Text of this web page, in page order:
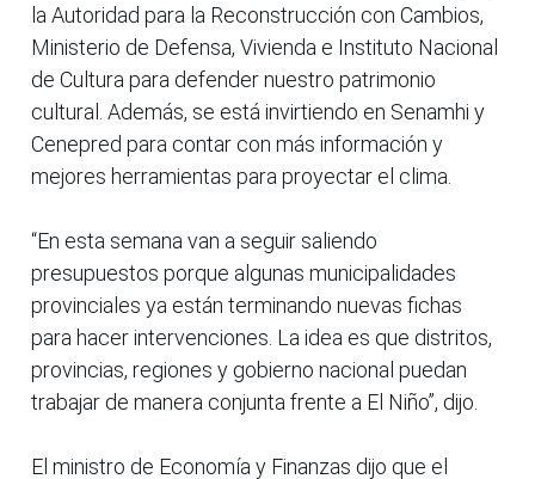
la Autoridad para la Reconstrucción con Cambios,
Ministerio de Defensa, Vivienda e Instituto Nacional
de Cultura para defender nuestro patrimonio
cultural. Además, se está invirtiendo en Senamhi y
Cenepred para contar con más información y
mejores herramientas para proyectar el clima.
“En esta semana van a seguir saliendo
presupuestos porque algunas municipalidades
provinciales ya están terminando nuevas fichas
para hacer intervenciones. La idea es que distritos,
provincias, regiones y gobierno nacional puedan
trabajar de manera conjunta frente a El Niño”, dijo.
El ministro de Economía y Finanzas dijo que el